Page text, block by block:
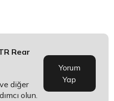
Rear
diğer
olun.
Yorum
Yap